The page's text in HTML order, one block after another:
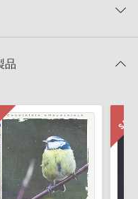
0%
FAT32でフォーマットされた
マットされたHDDをご用意
。メールに記載されており
／導入を行って下さい。
本語版操作マニュアルをご
点や詳細に関するお問い合
連絡ください。
てできることを紹介するた
購入ユーザー様専用となって
入頂く必要がございます。
品